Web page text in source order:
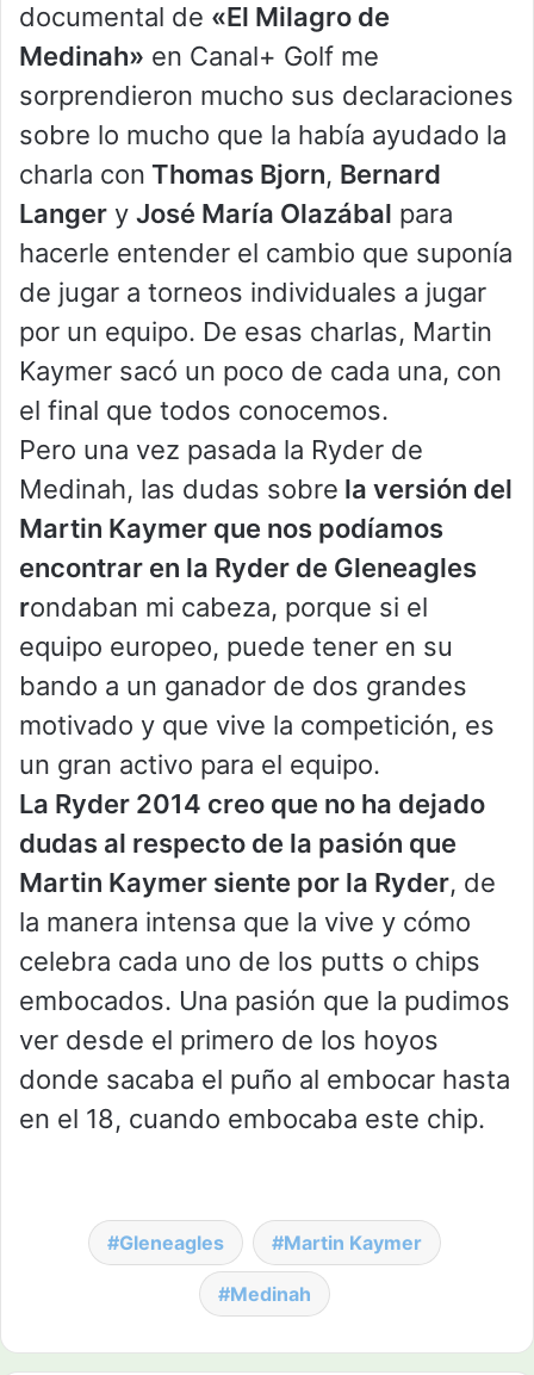
documental de «El Milagro de
Medinah» en Canal+ Golf me
sorprendieron mucho sus declaraciones
sobre lo mucho que la había ayudado la
charla con Thomas Bjorn, Bernard
Langer y José María Olazábal para
hacerle entender el cambio que suponía
de jugar a torneos individuales a jugar
por un equipo. De esas charlas, Martin
Kaymer sacó un poco de cada una, con
el final que todos conocemos.
Pero una vez pasada la Ryder de
Medinah, las dudas sobre la versión del
Martin Kaymer que nos podíamos
encontrar en la Ryder de Gleneagles
rondaban mi cabeza, porque si el
equipo europeo, puede tener en su
bando a un ganador de dos grandes
motivado y que vive la competición, es
un gran activo para el equipo.
La Ryder 2014 creo que no ha dejado
dudas al respecto de la pasión que
Martin Kaymer siente por la Ryder, de
la manera intensa que la vive y cómo
celebra cada uno de los putts o chips
embocados. Una pasión que la pudimos
ver desde el primero de los hoyos
donde sacaba el puño al embocar hasta
en el 18, cuando embocaba este chip.
Gleneagles Martin Kaymer
Medinah